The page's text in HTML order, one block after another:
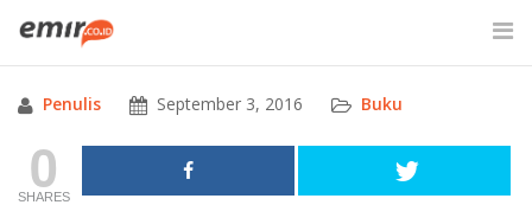
content
SITE SEARCH
Penulis September 3, 2016 Buku
0
SHARES